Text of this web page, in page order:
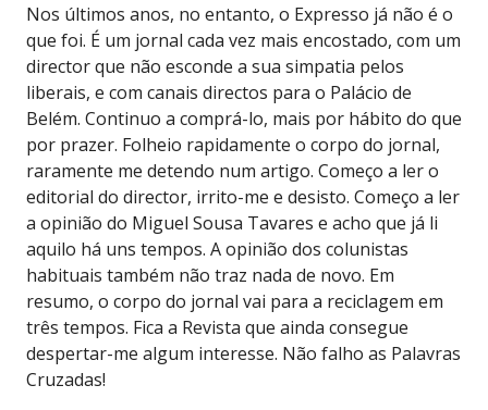
Nos últimos anos, no entanto, o Expresso já não é o
que foi. É um jornal cada vez mais encostado, com um
director que não esconde a sua simpatia pelos
liberais, e com canais directos para o Palácio de
Belém. Continuo a comprá-lo, mais por hábito do que
por prazer. Folheio rapidamente o corpo do jornal,
raramente me detendo num artigo. Começo a ler o
editorial do director, irrito-me e desisto. Começo a ler
a opinião do Miguel Sousa Tavares e acho que já li
aquilo há uns tempos. A opinião dos colunistas
habituais também não traz nada de novo. Em
resumo, o corpo do jornal vai para a reciclagem em
três tempos. Fica a Revista que ainda consegue
despertar-me algum interesse. Não falho as Palavras
Cruzadas!